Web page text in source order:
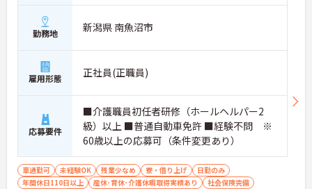
勤務地 新潟県 南魚沼市
雇用形態 正社員(正職員)
応募要件
■介護職員初任者研修（ホールヘルパー2
級）以上 ■普通自動車免許 ■経験不問 ※
60歳以上の応募可（条件変更あり）
車通勤可 未経験OK 残業少なめ 寮・借り上げ
日勤のみ
年間休日110日以上
産休･育休･介護休暇取得実績あり
社会保険完備